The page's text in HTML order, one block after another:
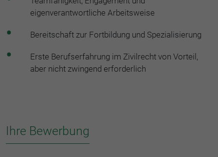
eigenverantwortliche Arbeitsweise
Bereitschaft zur Fortbildung und Spezialisierung
Erste Berufserfahrung im Zivilrecht von Vorteil,
aber nicht zwingend erforderlich
Ihre Bewerbung